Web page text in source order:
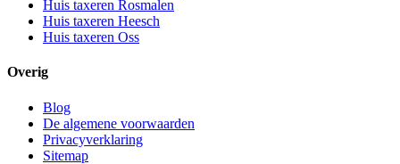
Huis taxeren Rosmalen
Huis taxeren Heesch
Huis taxeren Oss
Overig
Blog
De algemene voorwaarden
Privacyverklaring
Sitemap